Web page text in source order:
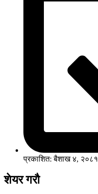
प्रकाशित: बैशाख ४, २०८१
शेयर गरौ